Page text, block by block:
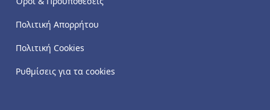
Πολιτική Απορρήτου
Πολιτική Cookies
Ρυθμίσεις για τα cookies